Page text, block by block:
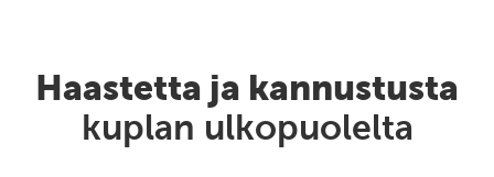
Haastetta ja kannustusta
kuplan ulkopuolelta